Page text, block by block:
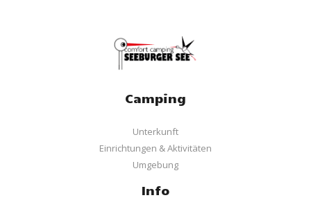
Camping
Unterkunft
Einrichtungen & Aktivitäten
Umgebung
Info